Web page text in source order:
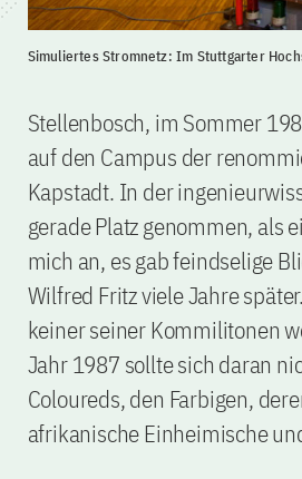
Simuliertes Stromnetz: Im Stuttgarter
Stellenbosch, im Sommer
auf den Campus der
Kapstadt. In der
gerade Platz genommen, als
mich an, es gab feindselige
Wilfred Fritz viele Jahre
keiner seiner Kommilitonen
Jahr 1987 sollte sich daran
Coloureds, den Farbigen,
afrikanische Einheimische